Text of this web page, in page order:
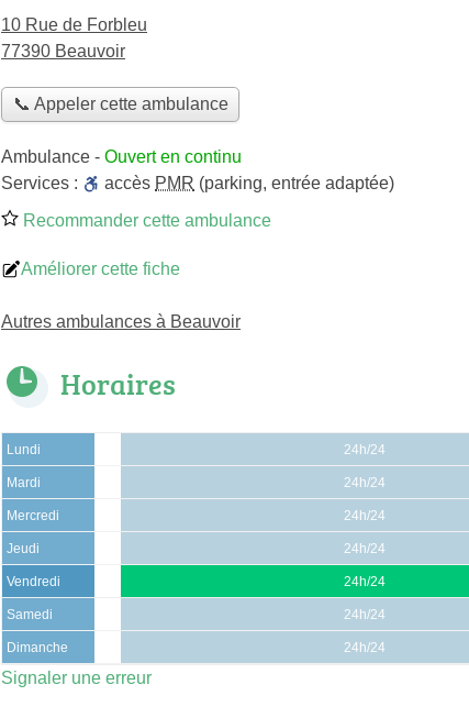
10 Rue de Forbleu
77390 Beauvoir
📞 Appeler cette ambulance
Ambulance - Ouvert en continu
Services :
accès PMR (parking, entrée adaptée)
Recommander cette ambulance
Améliorer cette fiche
Autres ambulances à Beauvoir
Horaires
Lundi 24h/24
Mardi 24h/24
Mercredi 24h/24
Jeudi 24h/24
Vendredi 24h/24
Samedi 24h/24
Dimanche 24h/24
Signaler une erreur